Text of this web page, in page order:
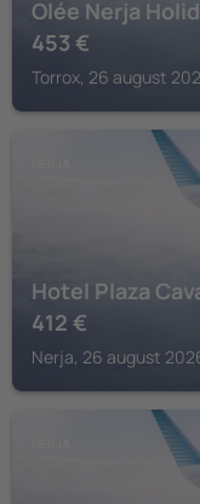
Olée Nerja
453 €
Torrox, 26 august
Hotel Plaza
412 €
Nerja, 26 august